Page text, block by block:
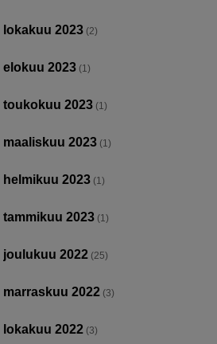
lokakuu 2023 (2)
elokuu 2023 (1)
toukokuu 2023 (1)
maaliskuu 2023 (1)
helmikuu 2023 (1)
tammikuu 2023 (1)
joulukuu 2022 (25)
marraskuu 2022 (3)
lokakuu 2022 (3)